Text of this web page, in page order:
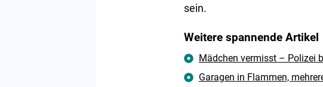
sein.
Weitere spannende Artikel
Mädchen vermisst – Polizei
Garagen in Flammen,